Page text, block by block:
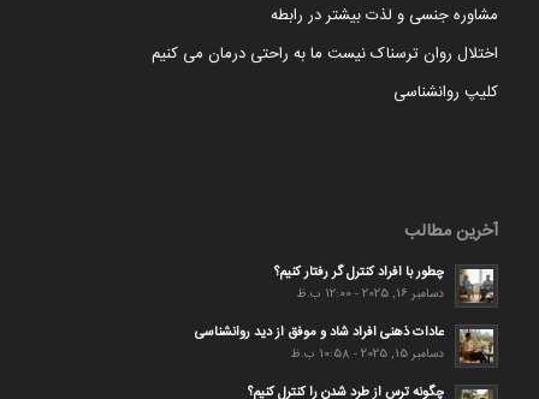
مشاوره جنسی و لذت بیشتر در رابطه
اختلال روان ترسناک نیست ما به راحتی درمان می کنیم
کلیپ روانشناسی
آخرین مطالب
چطور با افراد کنترل گر رفتار کنیم؟
دسامبر 16, 2025 - 12:00 ب.ظ
عادات ذهنی افراد شاد و موفق از دید روانشناسی
دسامبر 15, 2025 - 10:58 ب.ظ
چگونه ترس از طرد شدن را کنترل کنیم؟